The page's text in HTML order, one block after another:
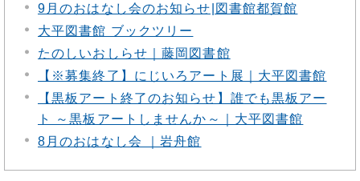
9月のおはなし会のお知らせ|図書館都賀館
大平図書館 ブックツリー
たのしいおしらせ｜藤岡図書館
【※募集終了】にじいろアート展｜大平図書館
【黒板アート終了のお知らせ】誰でも黒板アー
ト ～黒板アートしませんか～｜大平図書館
8月のおはなし会 ｜岩舟館